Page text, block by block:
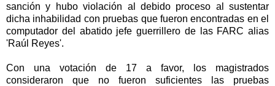
sanción y hubo violación al debido proceso al sustentar
dicha inhabilidad con pruebas que fueron encontradas en el
computador del abatido jefe guerrillero de las FARC alias
'Raúl Reyes'.
Con una votación de 17 a favor, los magistrados
consideraron que no fueron suficientes las pruebas